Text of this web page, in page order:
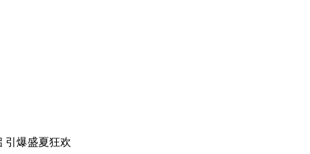
引爆盛夏狂欢